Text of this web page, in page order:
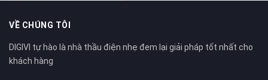
VỀ CHÚNG TÔI
DIGIVI tự hào là nhà thầu điện nhẹ đem lại giải pháp tốt nhất cho
khách hàng